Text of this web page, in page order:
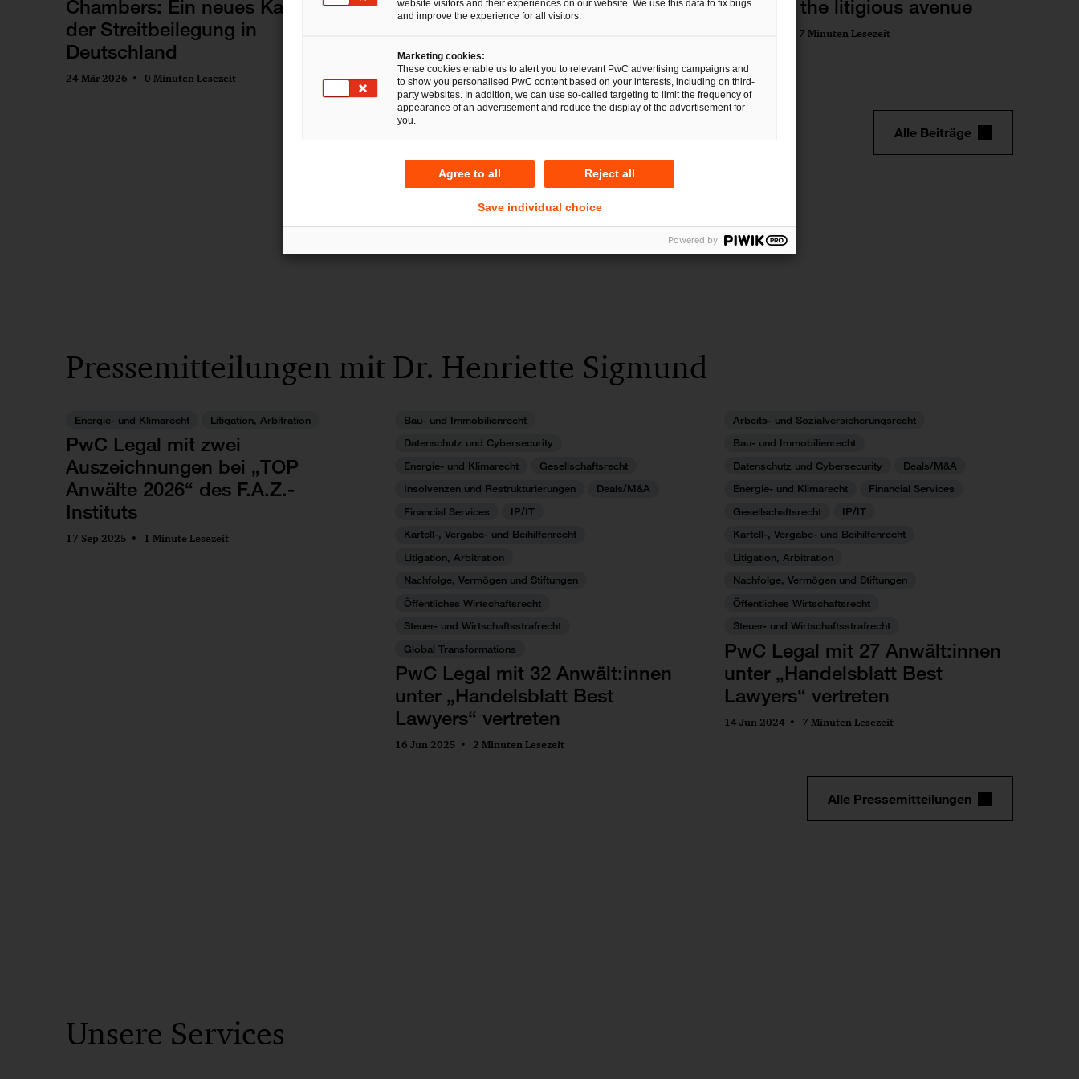
Chambers: Ein neues Kapitel
der Streitbeilegung in
Deutschland
24 Mär 2026 0 Minuten Lesezeit
ohne Warteschlange
costs of the litigious avenue
7 Minuten Lesezeit
Alle Beiträge
Pressemitteilungen mit Dr. Henriette Sigmund
Energie- und Klimarecht Litigation, Arbitration
PwC Legal mit zwei
Auszeichnungen bei „TOP
Anwälte 2026“ des F.A.Z.-
Instituts
17 Sep 2025 1 Minute Lesezeit
Bau- und Immobilienrecht
Datenschutz und Cybersecurity
Energie- und Klimarecht
Gesellschaftsrecht
Insolvenzen und Restrukturierungen
Deals/M&A
Financial Services
IP/IT
Kartell-, Vergabe- und Beihilfenrecht
Litigation, Arbitration
Nachfolge, Vermögen und Stiftungen
Öffentliches Wirtschaftsrecht
Steuer- und Wirtschaftsstrafrecht
Global Transformations
PwC Legal mit 32 Anwält:innen
unter „Handelsblatt Best
Lawyers“ vertreten
16 Jun 2025 2 Minuten Lesezeit
Arbeits- und Sozialversicherungsrecht
Bau- und Immobilienrecht
Datenschutz und Cybersecurity
Deals/M&A
Energie- und Klimarecht
Financial Services
Gesellschaftsrecht
IP/IT
Kartell-, Vergabe- und Beihilfenrecht
Litigation, Arbitration
Nachfolge, Vermögen und Stiftungen
Öffentliches Wirtschaftsrecht
Steuer- und Wirtschaftsstrafrecht
PwC Legal mit 27 Anwält:innen
unter „Handelsblatt Best
Lawyers“ vertreten
14 Jun 2024 7 Minuten Lesezeit
Alle Pressemitteilungen
Unsere Services
website visitors and their experiences on our website. We use this data to fix bugs
and improve the experience for all visitors.
Marketing cookies:
These cookies enable us to alert you to relevant PwC advertising campaigns and
to show you personalised PwC content based on your interests, including on third-
party websites. In addition, we can use so-called targeting to limit the frequency of
appearance of an advertisement and reduce the display of the advertisement for
you.
Agree to all Reject all
Save individual choice
Powered by